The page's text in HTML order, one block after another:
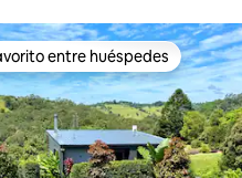
mejores en Favorito entre
entre huéspedes